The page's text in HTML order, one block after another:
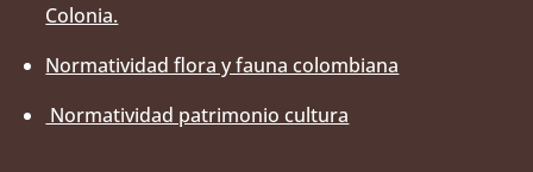
Colonia.
Normatividad flora y fauna colombiana
Normatividad patrimonio cultura